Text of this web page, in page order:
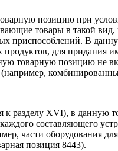
позицию при
товары в такой вид,
приспособлений. В
для придания
товарную позицию не
разделу XVI), в данную
составляющего
части оборудования
позиция 8443).